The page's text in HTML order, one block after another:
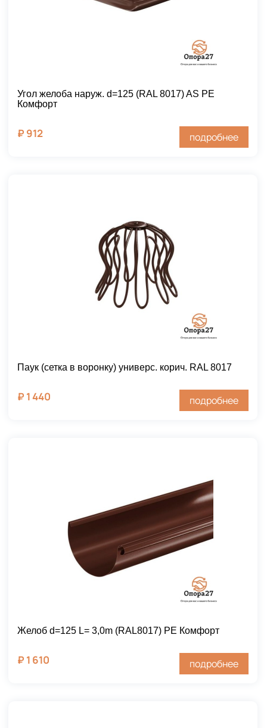
Угол желоба наруж. d=125 (RAL 8017) AS PE
Комфорт
₽ 912 подробнее
Паук (сетка в воронку) универс. корич. RAL 8017
₽ 1 440 подробнее
Желоб d=125 L= 3,0m (RAL8017) PE Комфорт
₽ 1 610 подробнее